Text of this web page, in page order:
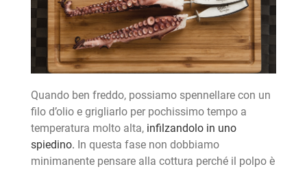
Quando ben freddo, possiamo spennellare con un
filo d’olio e grigliarlo per pochissimo tempo a
temperatura molto alta, infilzandolo in uno
spiedino. In questa fase non dobbiamo
minimanente pensare alla cottura perché il polpo è